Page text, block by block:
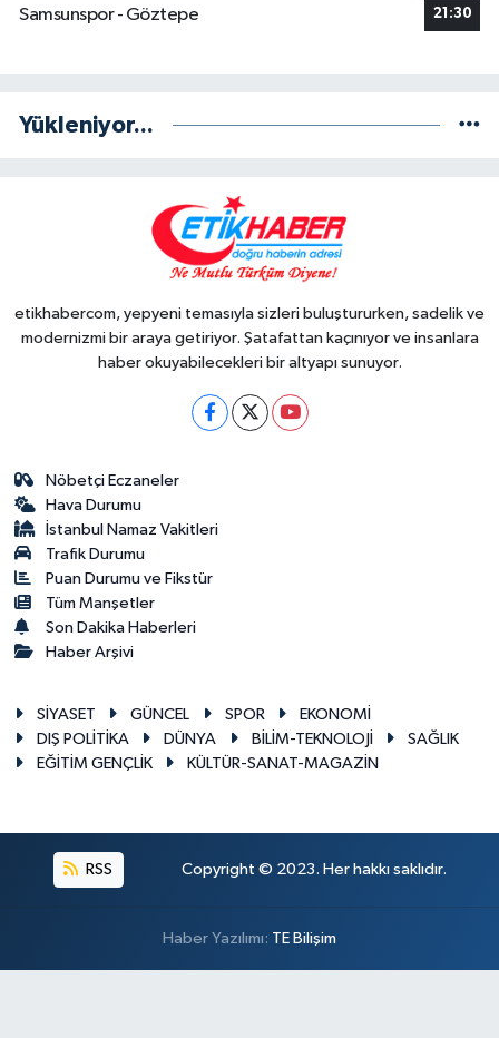
Samsunspor - Göztepe
21:30
Yükleniyor...
etikhabercom, yepyeni temasıyla sizleri buluştururken, sadelik ve
modernizmi bir araya getiriyor. Şatafattan kaçınıyor ve insanlara
haber okuyabilecekleri bir altyapı sunuyor.
Nöbetçi Eczaneler
Hava Durumu
İstanbul Namaz Vakitleri
Trafik Durumu
Puan Durumu ve Fikstür
Tüm Manşetler
Son Dakika Haberleri
Haber Arşivi
SİYASET GÜNCEL SPOR
EKONOMİ
DIŞ POLİTİKA
DÜNYA BİLİM-TEKNOLOJİ
SAĞLIK
EĞİTİM GENÇLİK
KÜLTÜR-SANAT-MAGAZİN
RSS Copyright © 2023. Her hakkı saklıdır.
Haber Yazılımı: TE Bilişim